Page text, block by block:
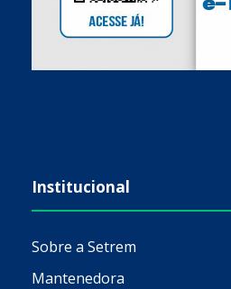
Institucional
Sobre a Setrem
Mantenedora